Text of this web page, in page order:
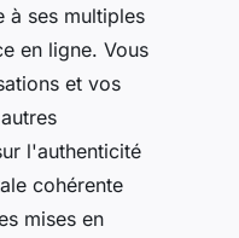
à ses multiples
en ligne. Vous
et vos
l'authenticité
cohérente
mises en